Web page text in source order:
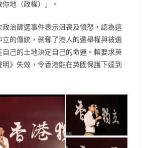
地（政權）」。
治篩選事件表示沮喪及憤怒，認為這
的傳統，剝奪了港人的選舉權與被選
己的土地決定自己的命運。賴要求英
》失效，令香港能在英國保護下達到